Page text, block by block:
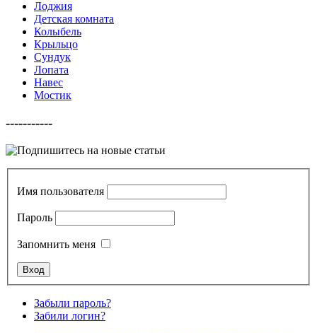
Лоджия
Детская комната
Колыбель
Крыльцо
Сундук
Лопата
Навес
Мостик
-----------
Имя пользователя
Пароль
Запомнить меня
Забыли пароль?
Забили логин?